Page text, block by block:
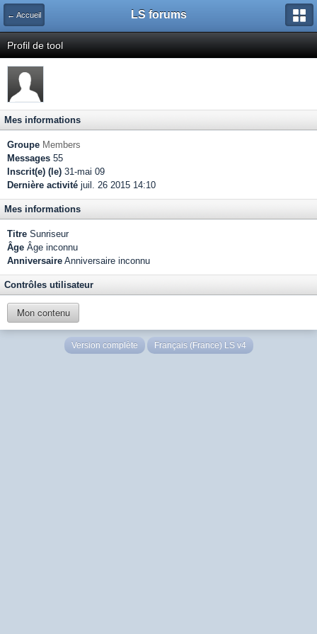
← Accueil LS forums
Profil de tool
Mes informations
Groupe Members
Messages 55
Inscrit(e) (le) 31-mai 09
Dernière activité juil. 26 2015 14:10
Mes informations
Titre Sunriseur
Âge Âge inconnu
Anniversaire Anniversaire inconnu
Contrôles utilisateur
Mon contenu
Version complète Français (France) LS v4